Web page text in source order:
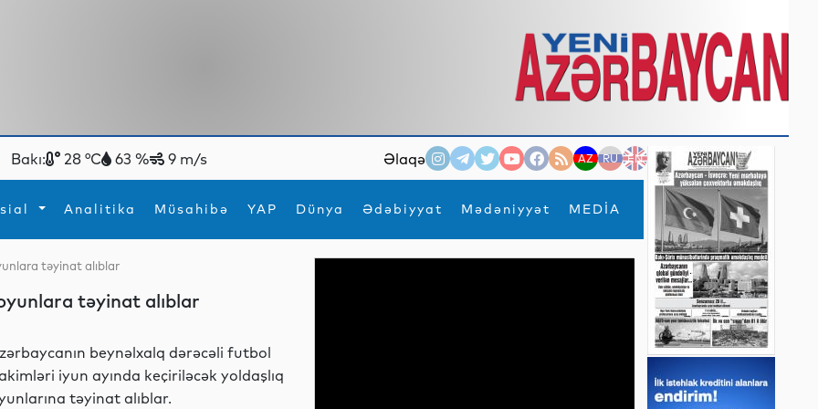
Bakı: 28 °C 63 % 9 m/s Əlaqə AZ RU EN
Analitika Müsahibə YAP Dünya Ədəbiyyat Mədəniyyət MEDİA
×
İdmanYeni texnologiyalar
təyinat alıblar
təyinat alıblar
beynəlxalq dərəcəli futbol
iyun ayında keçiriləcək yoldaşlıq
təyinat alıblar.